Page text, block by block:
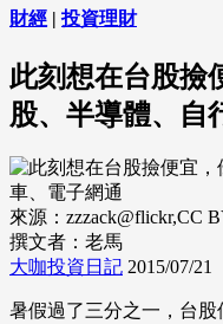
財經 | 投資理財
此刻想在台股撿
股、半導體、自
來源：zzzack@flickr,CC
撰文者：老馬
大咖投資日記 2015/07/21
暑假過了三分之一，台